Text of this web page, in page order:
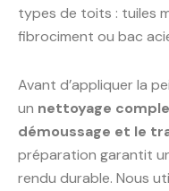
types de toits : tuiles
fibrociment ou bac
Avant d’appliquer la
un nettoyage
démoussage et le
préparation garantit
rendu durable. Nous